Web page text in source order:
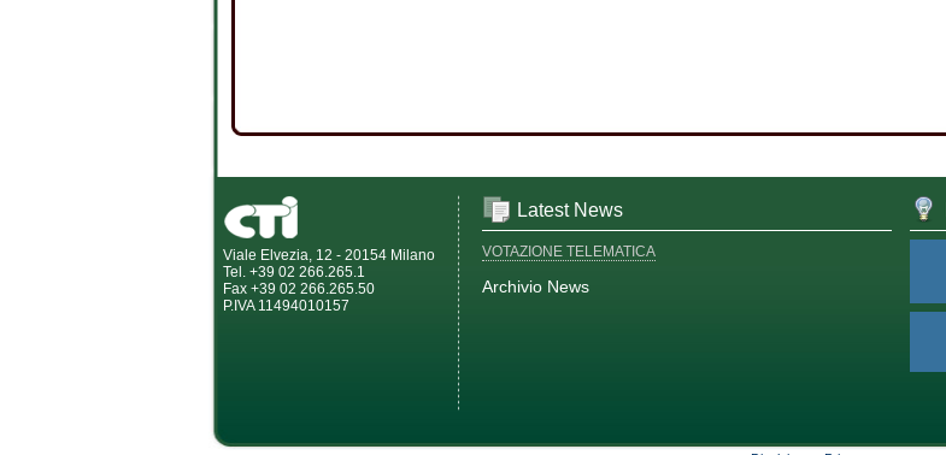
Viale Elvezia, 12 - 20154 Milano
Tel. +39 02 266.265.1
Fax +39 02 266.265.50
P.IVA 11494010157
Latest News
VOTAZIONE TELEMATICA
Archivio News